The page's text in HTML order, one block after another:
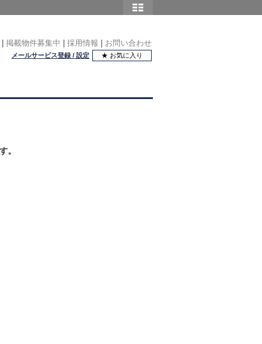
掲載物件募集中 採用情報 お問い合わせ
メールサービス登録 / 設定 ★ お気に入り
。